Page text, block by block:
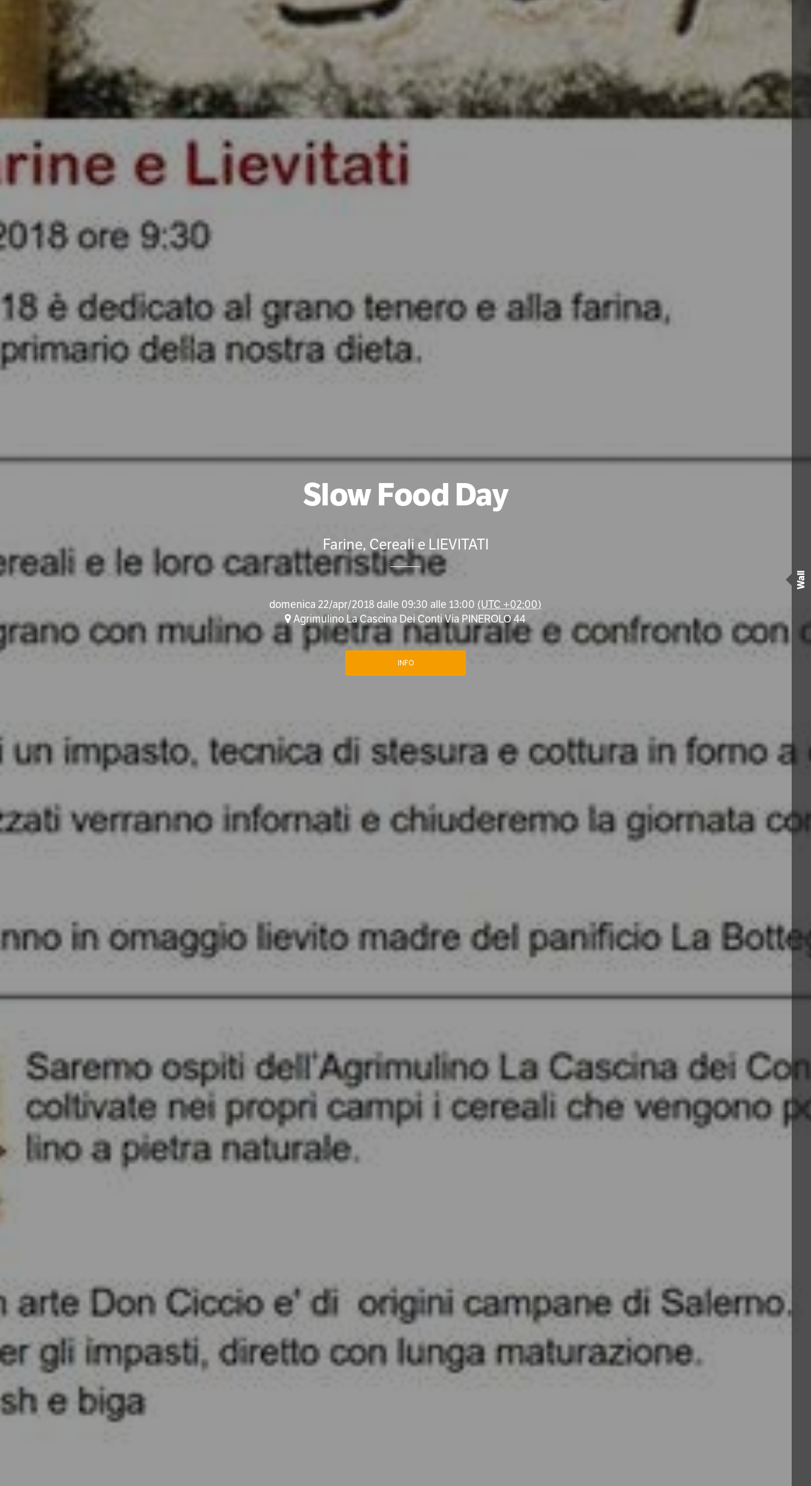
Slow Food Day
Farine, Cereali e LIEVITATI
domenica 22/apr/2018 dalle 09:30 alle 13:00 (UTC +02:00)
Agrimulino La Cascina Dei Conti Via PINEROLO 44
INFO
Wall